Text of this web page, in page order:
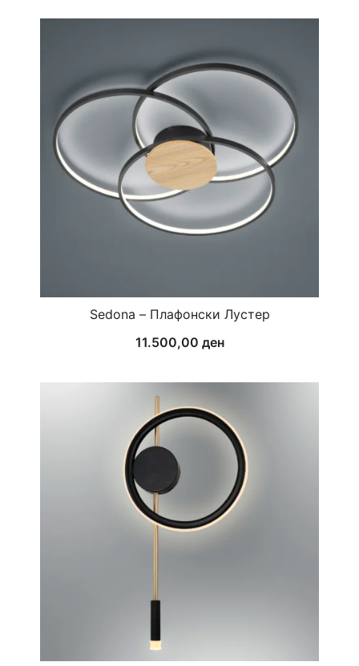
Sedona – Плафонски Лустер
11.500,00 ден